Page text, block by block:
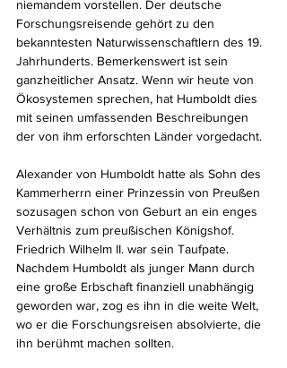
niemandem vorstellen. Der deutsche
Forschungsreisende gehört zu den
bekanntesten Naturwissenschaftlern des 19.
Jahrhunderts. Bemerkenswert ist sein
ganzheitlicher Ansatz. Wenn wir heute von
Ökosystemen sprechen, hat Humboldt dies
mit seinen umfassenden Beschreibungen
der von ihm erforschten Länder vorgedacht.
Alexander von Humboldt hatte als Sohn des
Kammerherrn einer Prinzessin von Preußen
sozusagen schon von Geburt an ein enges
Verhältnis zum preußischen Königshof.
Friedrich Wilhelm II. war sein Taufpate.
Nachdem Humboldt als junger Mann durch
eine große Erbschaft finanziell unabhängig
geworden war, zog es ihn in die weite Welt,
wo er die Forschungsreisen absolvierte, die
ihn berühmt machen sollten.